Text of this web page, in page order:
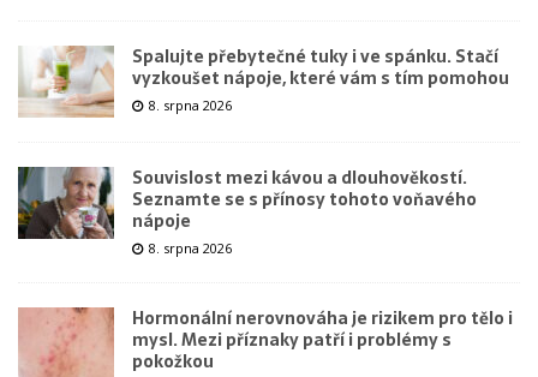
Spalujte přebytečné tuky i ve spánku. Stačí
vyzkoušet nápoje, které vám s tím pomohou
8. srpna 2026
Souvislost mezi kávou a dlouhověkostí.
Seznamte se s přínosy tohoto voňavého
nápoje
8. srpna 2026
Hormonální nerovnováha je rizikem pro tělo i
mysl. Mezi příznaky patří i problémy s
pokožkou